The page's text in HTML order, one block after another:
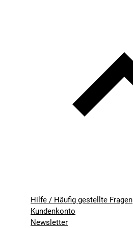
Hilfe / Häufig gestellte Fragen
Kundenkonto
Newsletter